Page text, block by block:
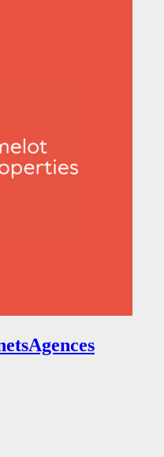
Agences